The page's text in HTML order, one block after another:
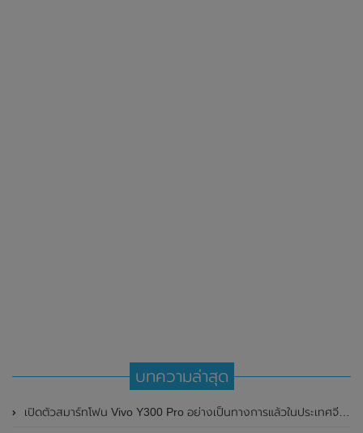
บทความล่าสุด
เปิดตัวสมาร์ทโฟน Vivo Y300 Pro อย่างเป็นทางการแล้วในประเทศจีน มาพร้อมดีไซน์พรีเมี่ยม ทนทาน และแบตเตอรี่สุดอึดขนาดใหญ่ 6,500mAh พร้อมรองรับการชาร์จไว 80W